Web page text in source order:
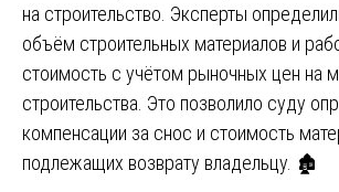
на строительство. Эксперты
объём строительных материалов и
стоимость с учётом рыночных цен на
строительства. Это позволило суду
компенсации за снос и стоимость
подлежащих возврату владельцу. 🏚️